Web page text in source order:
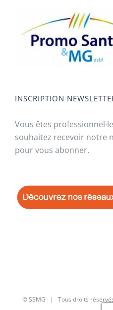
INSCRIPTION
Vous êtes
souhaitez recevoir notre
pour vous abonner.
© SSMG | Tous droits